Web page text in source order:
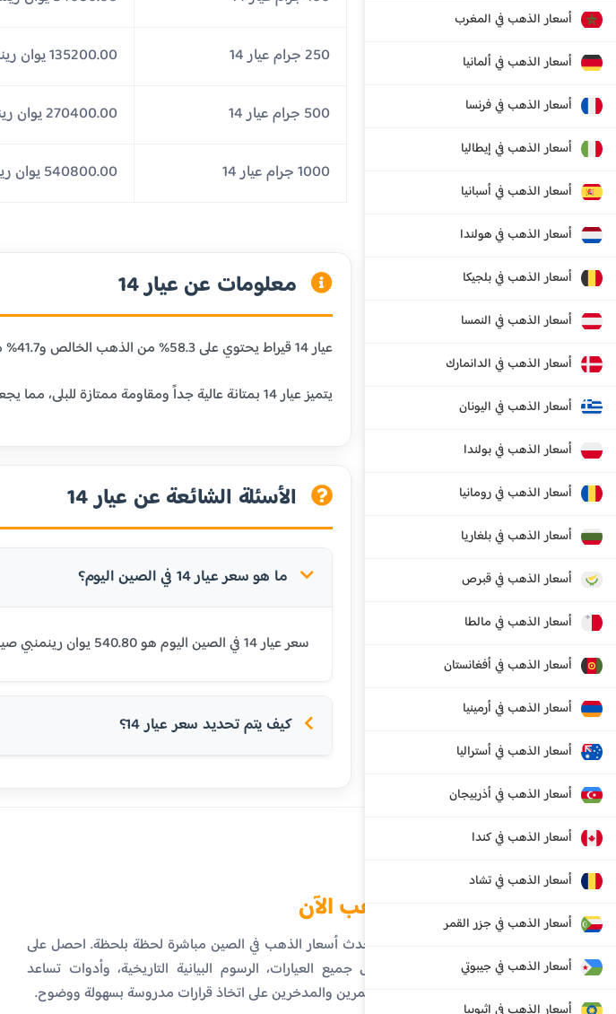
أسعار الذهب في المغرب
أسعار الذهب في ألمانيا
أسعار الذهب في فرنسا
أسعار الذهب في إيطاليا
أسعار الذهب في أسبانيا
أسعار الذهب في هولندا
أسعار الذهب في بلجيكا
أسعار الذهب في النمسا
أسعار الذهب في الدانمارك
أسعار الذهب في اليونان
أسعار الذهب في بولندا
أسعار الذهب في رومانيا
أسعار الذهب في بلغاريا
أسعار الذهب في قبرص
أسعار الذهب في مالطا
أسعار الذهب في أفغانستان
أسعار الذهب في أرمينيا
أسعار الذهب في أستراليا
أسعار الذهب في أذربيجان
أسعار الذهب في كندا
أسعار الذهب في تشاد
أسعار الذهب في جزر القمر
أسعار الذهب في جيبوتي
250 جرام عيار 14 135200.00 يوان رينمنبي صيني (RMB)
500 جرام عيار 14 270400.00 يوان رينمنبي صيني (RMB)
1000 جرام عيار 14 540800.00 يوان رينمنبي صيني (RMB)
معلومات عن عيار 14
عيار 14 قيراط يحتوي على 58.3% من الذهب الخالص و41.7% من المعادن الأخرى. هذا العيار شائع في الولايات المتحدة وأوروبا، ويستخدم في المجوهرات اليومية.
يتميز عيار 14 بمتانة عالية جداً ومقاومة ممتازة للبلى، مما يجعله مناسباً للمجوهرات التي يتم ارتداؤها بشكل متكرر.
الأسئلة الشائعة عن عيار 14
ما هو سعر عيار 14 في الصين اليوم؟
سعر عيار 14 في الصين اليوم هو 540.80 يوان رينمنبي صيني (RMB). يتم تحديث الأسعار بشكل يومي بناءً على أسعار السوق العالمية.
كيف يتم تحديد سعر عيار 14؟
الذهب الآن
تابع أحدث أسعار الذهب في الصين مباشرة لحظة بلحظة. احصل على
تفاصيل جميع العيارات، الرسوم البيانية التاريخية، وأدوات تساعد
المستثمرين والمدخرين على اتخاذ قرارات مدروسة بسهولة ووضوح.